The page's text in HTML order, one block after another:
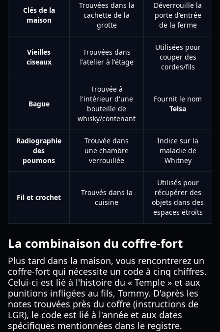
Clés de la
maison
Trouvées dans la
cachette de la
grotte
Déverrouille la
porte d'entrée
de la ferme
Vieilles
ciseaux
Trouvées dans
l'atelier à l'étage
Utilisées pour
couper des
cordes/fils
Bague
Trouvée à
l'intérieur d'une
bouteille de
whisky/contenant
Fournit le nom
Telsa
Radiographie
des
poumons
Trouvée dans
une chambre
verrouillée
Indice sur la
maladie de
Whitney
Fil et crochet
Trouvés dans la
cuisine
Utilisés pour
récupérer des
objets dans des
espaces étroits
La combinaison du coffre-fort
Plus tard dans la maison, vous rencontrerez un
coffre-fort qui nécessite un code à cinq chiffres.
Celui-ci est lié à l'histoire du « Temple » et aux
punitions infligées au fils, Tommy. D'après les
notes trouvées près du coffre (instructions de
LGR), le code est lié à l'année et aux dates
spécifiques mentionnées dans le registre.